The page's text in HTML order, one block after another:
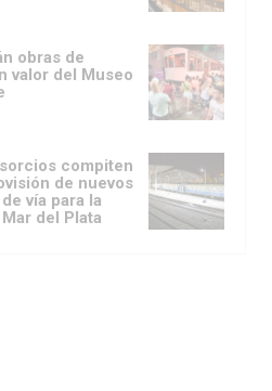
obras de
valor del Museo
compiten
de nuevos
vía para la
del Plata